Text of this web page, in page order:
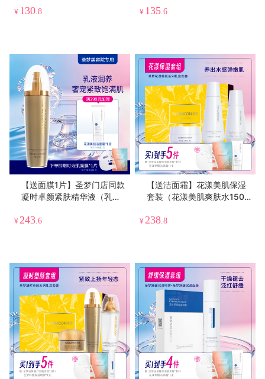
¥ 130.8 ¥ 135.6
【送面膜1片】圣梦门店同款
凝时卓颜紧肤精华液（乳
¥243.6
【送洁面霜】花漾美肌保湿
套装（花漾美肌爽肤水150
漾美肌精华乳100g）
¥238.8